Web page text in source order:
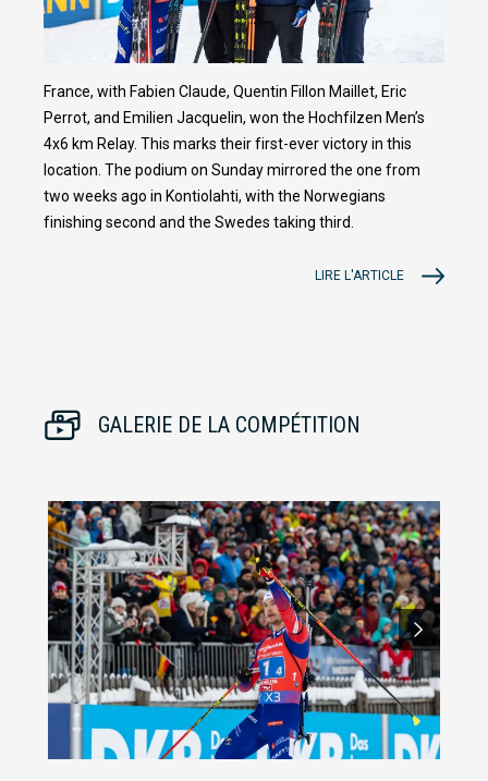
France, with Fabien Claude, Quentin Fillon Maillet, Eric
Perrot, and Emilien Jacquelin, won the Hochfilzen Men’s
4x6 km Relay. This marks their first-ever victory in this
location. The podium on Sunday mirrored the one from
two weeks ago in Kontiolahti, with the Norwegians
finishing second and the Swedes taking third.
LIRE L'ARTICLE
GALERIE DE LA COMPÉTITION